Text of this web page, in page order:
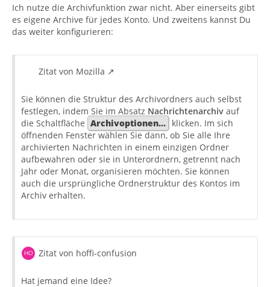
Ich nutze die Archivfunktion zwar nicht. Aber einerseits gibt
es eigene Archive für jedes Konto. Und zweitens kannst Du
das weiter konfigurieren:
Zitat von Mozilla
Sie können die Struktur des Archivordners auch selbst
festlegen, indem Sie im Absatz Nachrichtenarchiv auf
die Schaltfläche Archivoptionen… klicken. Im sich
öffnenden Fenster wählen Sie dann, ob Sie alle Ihre
archivierten Nachrichten in einem einzigen Ordner
aufbewahren oder sie in Unterordnern, getrennt nach
Jahr oder Monat, organisieren möchten. Sie können
auch die ursprüngliche Ordnerstruktur des Kontos im
Archiv erhalten.
Zitat von hoffi-confusion
Hat jemand eine Idee?